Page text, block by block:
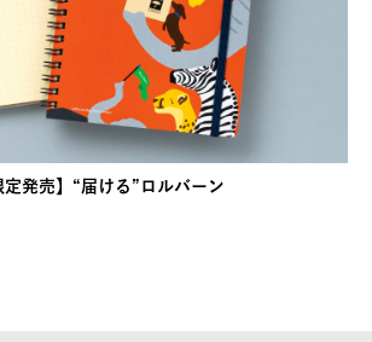
定発売】“届ける”ロルバーン